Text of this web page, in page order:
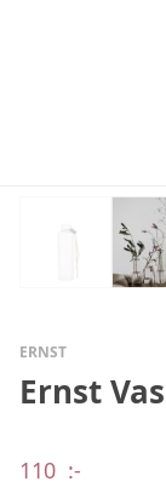
ERNST
Ernst
110 :-